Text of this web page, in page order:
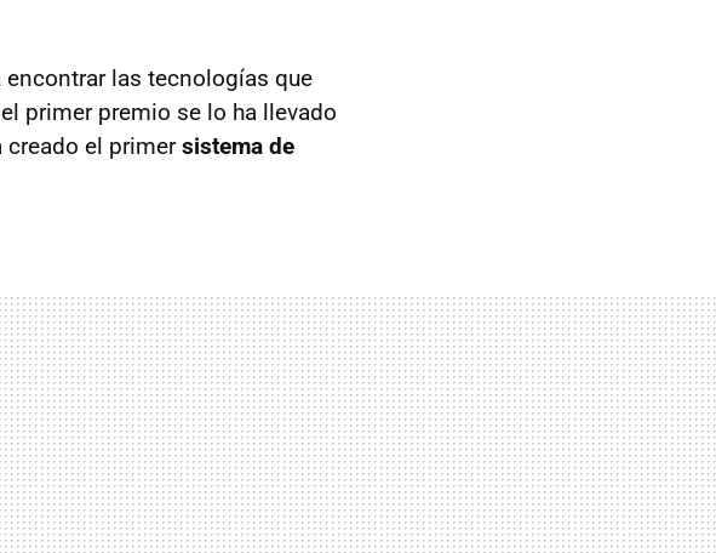
las tecnologías que
primer premio se lo ha llevado
creado el primersistema de